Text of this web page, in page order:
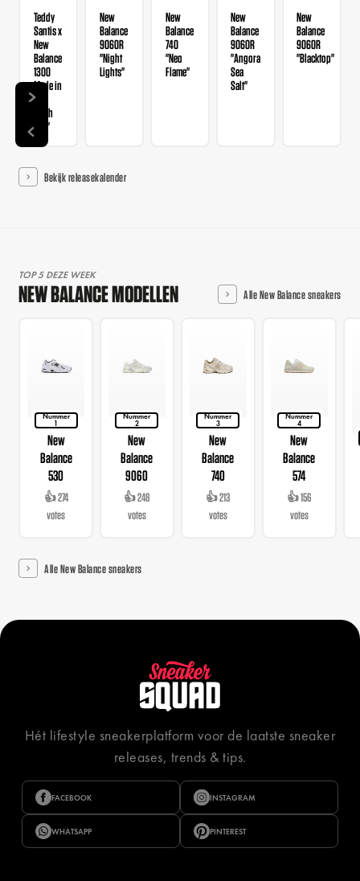
Teddy
Santis x
New
Balance
1300
Made in
USA
"Rich
Oak"
New
Balance
9060R
"Night
Lights"
New
Balance
740
"Neo
Flame"
New
Balance
9060R
"Angora
Sea
Salt"
New
Balance
9060R
"Blacktop"
Bekijk releasekalender
TOP 5 DEZE WEEK
NEW BALANCE MODELLEN Alle New Balance sneakers
Nummer
1
New
Balance
530
👍 274
votes
Nummer
2
New
Balance
9060
👍 248
votes
Nummer
3
New
Balance
740
👍 213
votes
Nummer
4
New
Balance
574
👍 156
votes
Alle New Balance sneakers
Hét lifestyle sneakerplatform voor de laatste sneaker
releases, trends & tips.
FACEBOOK INSTAGRAM
WHATSAPP PINTEREST